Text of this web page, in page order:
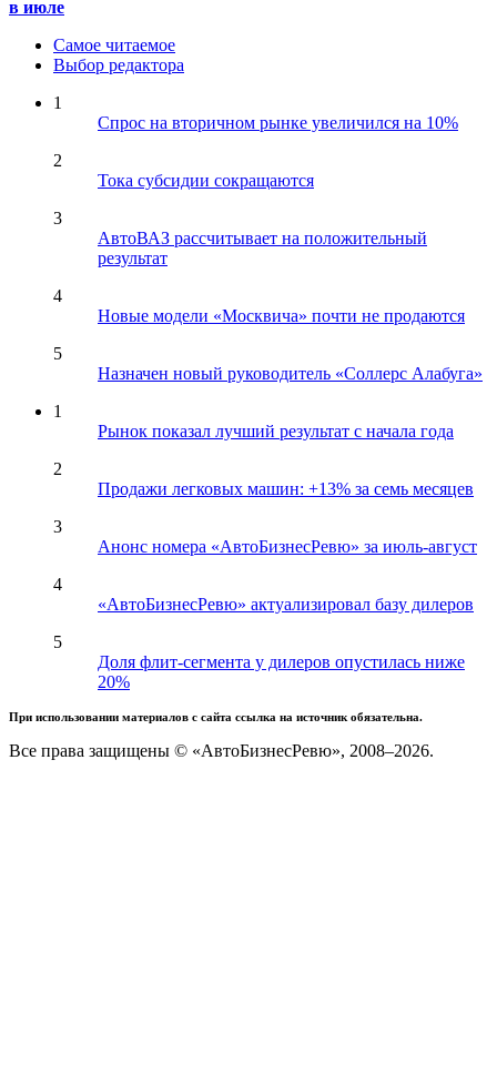
в июле
Самое читаемое
Выбор редактора
1
Спрос на вторичном рынке увеличился на 10%
2
Тока субсидии сокращаются
3
АвтоВАЗ рассчитывает на положительный
результат
4
Новые модели «Москвича» почти не продаются
5
Назначен новый руководитель «Соллерс Алабуга»
1
Рынок показал лучший результат с начала года
2
Продажи легковых машин: +13% за семь месяцев
3
Анонс номера «АвтоБизнесРевю» за июль-август
4
«АвтоБизнесРевю» актуализировал базу дилеров
5
Доля флит-сегмента у дилеров опустилась ниже
20%
При использовании материалов с сайта ссылка на источник обязательна.
Все права защищены © «АвтоБизнесРевю», 2008–2026.